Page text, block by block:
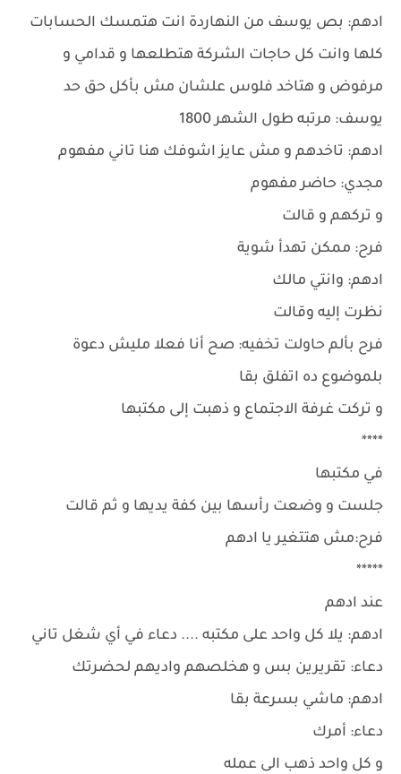
ادهم: بص يوسف من النهاردة انت هتمسك الحسابات
كلها وانت كل حاجات الشركة هتطلعها و قدامي و
مرفوض و هتاخد فلوس علشان مش بأكل حق حد
يوسف: مرتبه طول الشهر 1800
ادهم: تاخدهم و مش عايز اشوفك هنا تاني مفهوم
مجدي: حاضر مفهوم
و تركهم و قالت
فرح: ممكن تهدأ شوية
ادهم: وانتي مالك
نظرت إليه وقالت
فرح بألم حاولت تخفيه: صح أنا فعلا مليش دعوة
بلموضوع ده اتفلق بقا
و تركت غرفة الاجتماع و ذهبت إلى مكتبها
****
في مكتبها
جلست و وضعت رأسها بين كفة يديها و ثم قالت
فرح:مش هتتغير يا ادهم
*****
عند ادهم
ادهم: يلا كل واحد على مكتبه .... دعاء في أي شغل تاني
دعاء: تقريرين بس و هخلصهم واديهم لحضرتك
ادهم: ماشي بسرعة بقا
دعاء: أمرك
و كل واحد ذهب الى عمله